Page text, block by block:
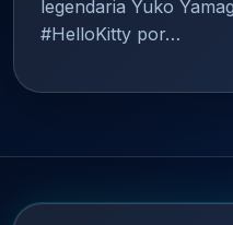
legendaria Yuko
#HelloKitty por…